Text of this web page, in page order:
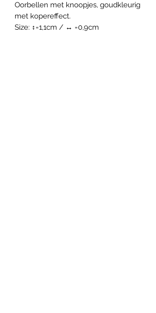
Oorbellen met knoopjes, goudkleurig
met kopereffect.
Size: ↕=1,1cm / ↔ =0,9cm